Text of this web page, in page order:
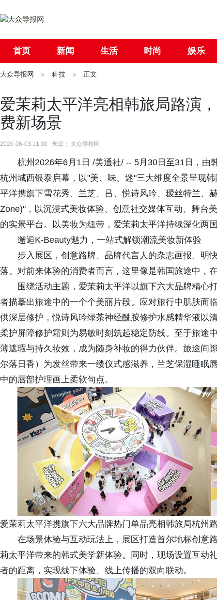
首页 新闻 生活 时尚 娱乐
社会 国际
大众导报网 科技 正文
爱茉莉太平洋亮相韩旅局路演
费新场景
2026-06-03 11:30 来源： 大众导报网
杭州2026年6月1日 /美通社/ -- 5月30日至31日，由
杭州城西银泰启幕，以"美、味、迷"三大维度全景呈现
平洋携旗下雪花秀、兰芝、吕、悦诗风吟、瑷丝特兰、
Zone)"，以沉浸式美妆体验、创意社交媒体互动、舞台
的实景平台。以美妆为纽带，爱茉莉太平洋持续深化两
邂逅K-Beauty魅力，一站式解锁潮流美妆新体验
步入展区，创意路牌、品牌代言人的杂志画报、明
落。对前来体验的消费者而言，这里像是韩国旅途中，
围绕活动主题，爱茉莉太平洋以旗下六大品牌精心
者描摹出旅途中的一个个美丽片段。应对旅行中肌肤面
供深层修护，悦诗风吟绿茶神经酰胺修护水感精华液以
柔护屏障修护霜则为易敏时刻筑起稳定防线。至于旅途
薄遮瑕与持久妆效，成为随身补妆的得力伙伴。旅途间
尔落日香）为发丝带来一缕仪式感滋养，兰芝保湿睡眠
中的唇部护理画上柔软句点。
爱茉莉太平洋携旗下六大品牌热门单品亮相韩旅局杭州
在场景体验与互动玩法上，展区打造首尔地标创意
莉太平洋带来的韩式美学新体验。同时，现场设置互动
者的距离，实现线下体验、线上传播的双向联动。